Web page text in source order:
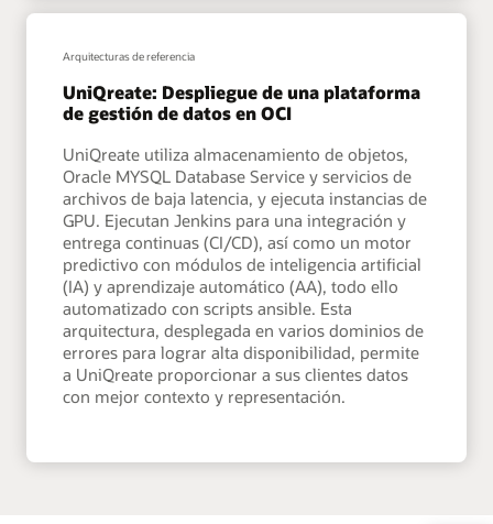
Arquitecturas de referencia
UniQreate: Despliegue de una plataforma
de gestión de datos en OCI
UniQreate utiliza almacenamiento de objetos,
Oracle MYSQL Database Service y servicios de
archivos de baja latencia, y ejecuta instancias de
GPU. Ejecutan Jenkins para una integración y
entrega continuas (CI/CD), así como un motor
predictivo con módulos de inteligencia artificial
(IA) y aprendizaje automático (AA), todo ello
automatizado con scripts ansible. Esta
arquitectura, desplegada en varios dominios de
errores para lograr alta disponibilidad, permite
a UniQreate proporcionar a sus clientes datos
con mejor contexto y representación.